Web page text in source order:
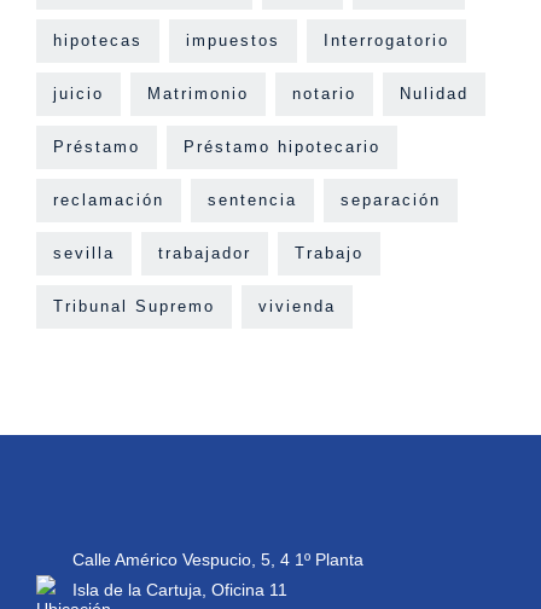
hipotecas impuestos Interrogatorio
juicio Matrimonio notario Nulidad
Préstamo Préstamo hipotecario
reclamación sentencia separación
sevilla trabajador Trabajo
Tribunal Supremo vivienda
Calle Américo Vespucio, 5, 4 1º Planta
Isla de la Cartuja, Oficina 11